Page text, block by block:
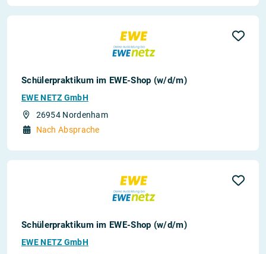
Schülerpraktikum im EWE-Shop (w/d/m)
EWE NETZ GmbH
26954 Nordenham
Nach Absprache
Schülerpraktikum im EWE-Shop (w/d/m)
EWE NETZ GmbH